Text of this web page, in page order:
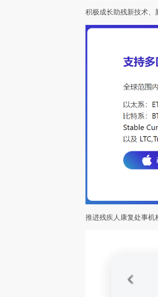
积极成长助残新技术、
推进残疾人康复处事机